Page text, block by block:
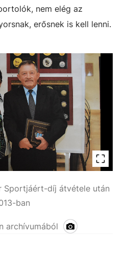
nem elég az
erősnek is kell lenni.
Sportjáért-díj átvétele után
ban
archívumából